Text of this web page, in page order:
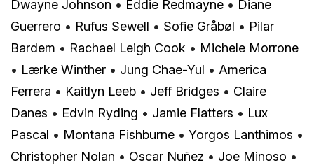
Dwayne Johnson • Eddie Redmayne • Diane
Guerrero • Rufus Sewell • Sofie Gråbøl • Pilar
Bardem • Rachael Leigh Cook • Michele Morrone
• Lærke Winther • Jung Chae-Yul • America
Ferrera • Kaitlyn Leeb • Jeff Bridges • Claire
Danes • Edvin Ryding • Jamie Flatters • Lux
Pascal • Montana Fishburne • Yorgos Lanthimos •
Christopher Nolan • Oscar Nuñez • Joe Minoso •